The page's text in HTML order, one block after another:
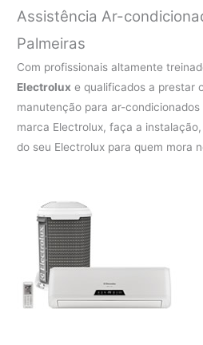
Assistência Ar-
Palmeiras
Com profissionais altamente
Electrolux e qualificados a prestar
manutenção para ar-
marca Electrolux, faça a
do seu Electrolux para quem mora